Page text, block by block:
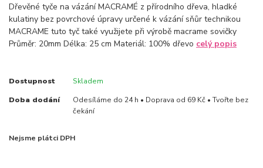
Dřevěné tyče na vázání MACRAMÉ z přírodního dřeva, hladké
kulatiny bez povrchové úpravy určené k vázání sňůr technikou
MACRAME tuto tyč také využijete při výrobě macrame sovičky
Průměr: 20mm Délka: 25 cm Materiál: 100% dřevo celý popis
Dostupnost Skladem
Doba dodání
Odesíláme do 24 h • Doprava od 69 Kč • Tvořte bez
čekání
Nejsme plátci DPH